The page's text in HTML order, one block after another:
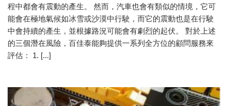
程中都會有震動的產生。 然而，汽車也會有類似的情境，它可
能會在極地氣候如冰雪或沙漠中行駛，而它的震動也是在行駛
中會持續的產生，並根據路況可能會有劇烈的起伏。 對於上述
的三個潛在風險，百佳泰能夠提供一系列全方位的顧問服務來
評估： 1. [...]